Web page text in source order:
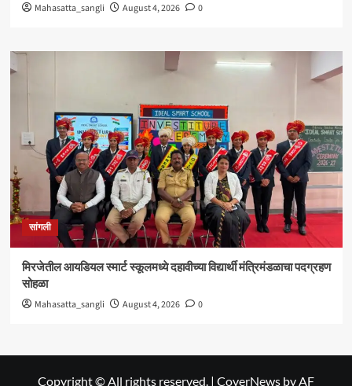
Mahasatta_sangli August 4, 2026 0
सांगली
मिरजेतील आयडियल स्मार्ट स्कूलमध्ये दहावीच्या विद्यार्थी मंत्रिमंडळाचा पदग्रहण
सोहळा
Mahasatta_sangli August 4, 2026 0
Copyright © All rights reserved. | CoverNews by AF